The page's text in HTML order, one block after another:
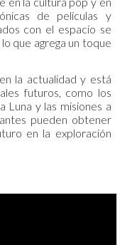
de películas y
con el espacio se
que agrega un toque
la actualidad y está
futuros, como los
Luna y las misiones a
pueden obtener
en la exploración